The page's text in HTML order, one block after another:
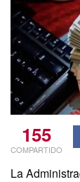
155
COMPARTIDO
La